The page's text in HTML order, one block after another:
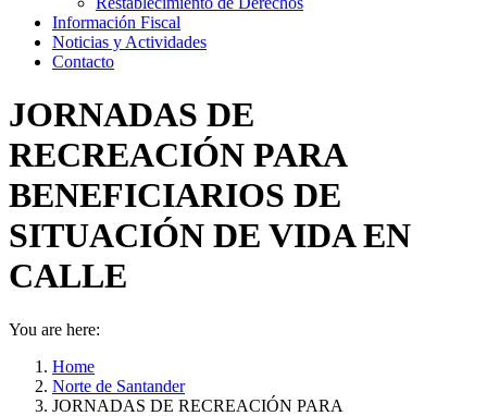
Información Fiscal
Noticias y Actividades
Contacto
JORNADAS DE
RECREACIÓN PARA
BENEFICIARIOS DE
SITUACIÓN DE VIDA EN
CALLE
You are here:
Home
Norte de Santander
JORNADAS DE RECREACIÓN PARA